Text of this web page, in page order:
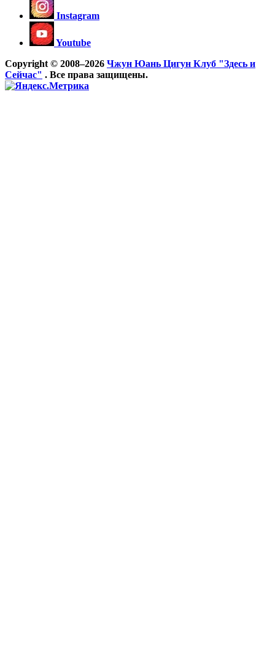
Instagram
Youtube
Copyright © 2008–2026 Чжун Юань Цигун Клуб "Здесь и
Сейчас" . Все права защищены.